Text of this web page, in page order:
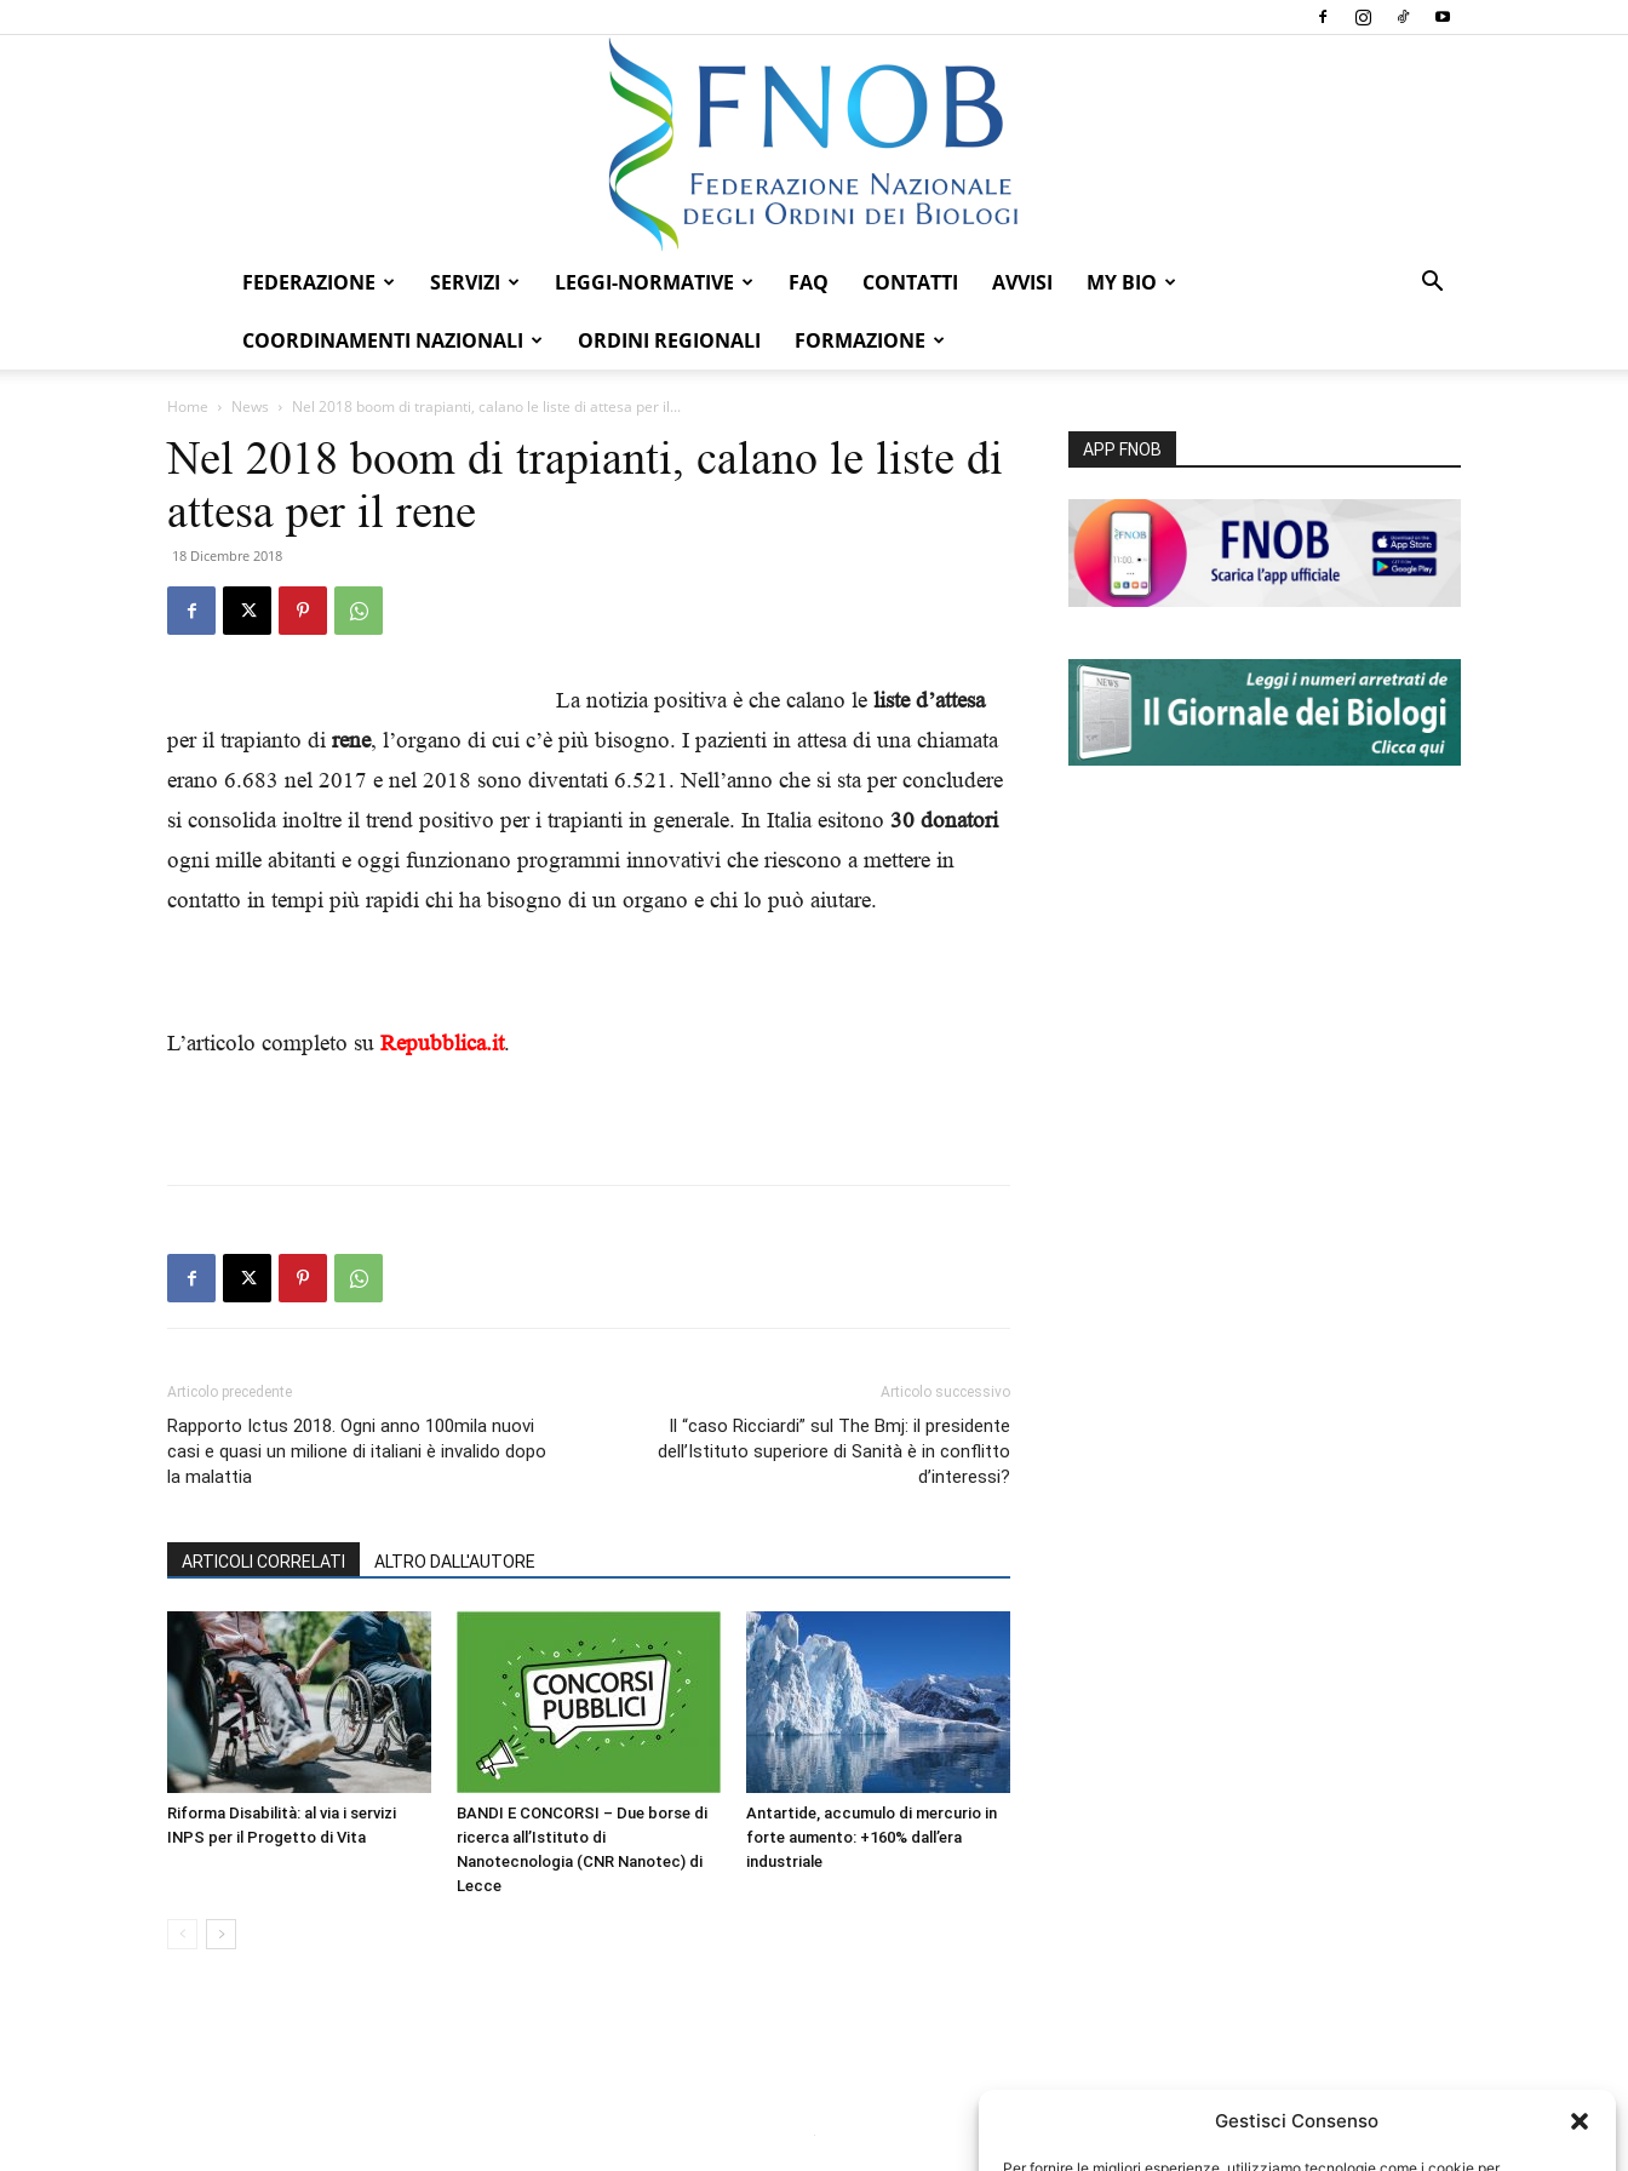
Gestisci Consenso
Federazione
FEDERAZIONE SERVIZI LEGGI-NORMATIVE FAQ CONTATTI AVVISI MY BIO
COORDINAMENTI NAZIONALI ORDINI REGIONALI FORMAZIONE
Home News Nel 2018 boom di trapianti, calano le liste di attesa per il...
Nel 2018 boom di trapianti, calano le liste di
attesa per il rene
18 Dicembre 2018
La notizia positiva è che calano le liste d’attesa
per il trapianto di rene, l’organo di cui c’è più bisogno. I pazienti in attesa di una chiamata
erano 6.683 nel 2017 e nel 2018 sono diventati 6.521. Nell’anno che si sta per concludere
si consolida inoltre il trend positivo per i trapianti in generale. In Italia esitono 30 donatori
ogni mille abitanti e oggi funzionano programmi innovativi che riescono a mettere in
contatto in tempi più rapidi chi ha bisogno di un organo e chi lo può aiutare.
L’articolo completo su Repubblica.it.
Articolo precedente
Rapporto Ictus 2018. Ogni anno 100mila nuovi
casi e quasi un milione di italiani è invalido dopo
la malattia
Articolo successivo
Il “caso Ricciardi” sul The Bmj: il presidente
dell’Istituto superiore di Sanità è in conflitto
d’interessi?
ARTICOLI CORRELATI ALTRO DALL'AUTORE
Riforma Disabilità: al via i servizi
INPS per il Progetto di Vita
BANDI E CONCORSI – Due borse di
ricerca all’Istituto di
Nanotecnologia (CNR Nanotec) di
Lecce
Antartide, accumulo di mercurio in
forte aumento: +160% dall’era
industriale
APP FNOB